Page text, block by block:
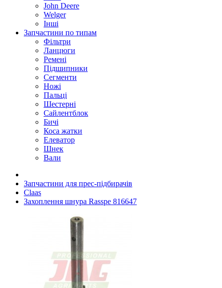
John Deere
Welger
Інші
Запчастини по типам
Фільтри
Ланцюги
Ремені
Підшипники
Сегменти
Ножі
Пальці
Шестерні
Сайлентблок
Бичі
Коса жатки
Елеватор
Шнек
Вали
Запчастини для прес-підбирачів
Claas
Захоплення шнура Rasspe 816647